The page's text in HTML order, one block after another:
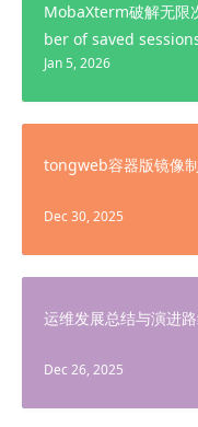
MobaXterm破解无
ber of saved
Jan 5, 2026
tongweb容器版镜像
Dec 30, 2025
运维发展总结与演进
Dec 26, 2025